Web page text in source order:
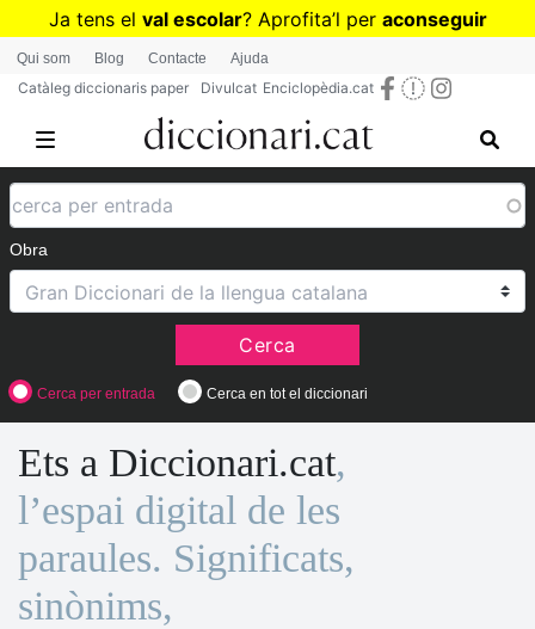
Vés
contingut
Ja tens el val escolar? Aprofita’l per aconseguir
diccionaris per a Primària o Secundària
Qui som Blog Contacte Ajuda
Catàleg diccionaris paper Divulcat Enciclopèdia.cat
Obra
Cerca
Cerca per entrada Cerca en tot el diccionari
Ets a Diccionari.cat,
l’espai digital de les
paraules. Significats,
sinònims,